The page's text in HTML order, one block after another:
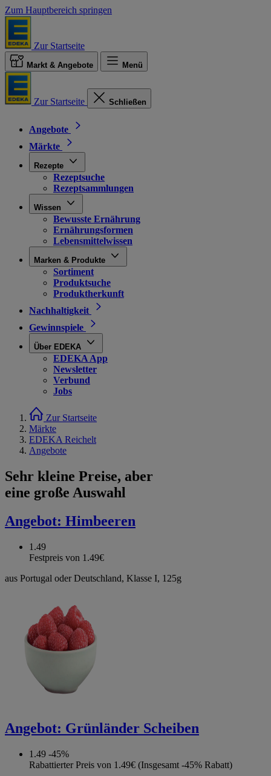
Zum Hauptbereich springen
Zur Startseite
Markt & Angebote Menü
Zur Startseite Schließen
Angebote
Märkte
Rezepte
Rezeptsuche
Rezeptsammlungen
Wissen
Bewusste Ernährung
Ernährungsformen
Lebensmittelwissen
Marken & Produkte
Sortiment
Produktsuche
Produktherkunft
Nachhaltigkeit
Gewinnspiele
Über EDEKA
EDEKA App
Newsletter
Verbund
Jobs
Zur Startseite
Märkte
EDEKA Reichelt
Angebote
Sehr kleine Preise, aber
eine große Auswahl
Angebot: Himbeeren
1.49
Festpreis von 1.49€
aus Portugal oder Deutschland, Klasse I, 125g
Angebot: Grünländer Scheiben
1.49 -45%
Rabattierter Preis von 1.49€ (Insgesamt -45% Rabatt)